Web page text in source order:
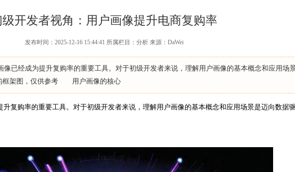
级开发者视角：用户画像提升电商复购率
发布时间：2025-12-16 15:44:41 所属栏目：分析 来源：DaWei
经成为提升复购率的重要工具。对于初级开发者来说，理解用户画像的基本概念和应用场
框架图，仅供参考 用户画像的核心
购率的重要工具。对于初级开发者来说，理解用户画像的基本概念和应用场景是迈向数据